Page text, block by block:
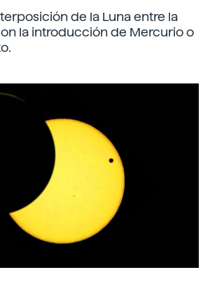
de la Luna entre la
la introducción de Mercurio o